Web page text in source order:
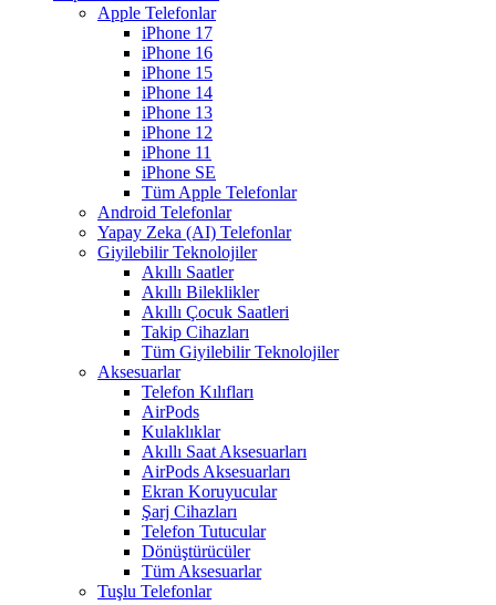
Apple Telefonlar
iPhone 17
iPhone 16
iPhone 15
iPhone 14
iPhone 13
iPhone 12
iPhone 11
iPhone SE
Tüm Apple Telefonlar
Android Telefonlar
Yapay Zeka (AI) Telefonlar
Giyilebilir Teknolojiler
Akıllı Saatler
Akıllı Bileklikler
Akıllı Çocuk Saatleri
Takip Cihazları
Tüm Giyilebilir Teknolojiler
Aksesuarlar
Telefon Kılıfları
AirPods
Kulaklıklar
Akıllı Saat Aksesuarları
AirPods Aksesuarları
Ekran Koruyucular
Şarj Cihazları
Telefon Tutucular
Dönüştürücüler
Tüm Aksesuarlar
Tuşlu Telefonlar